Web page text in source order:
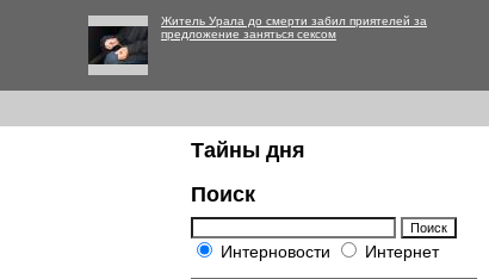
Житель Урала до смерти забил приятелей за
предложение заняться сексом
Тайны дня
Поиск
Интерновости Интернет